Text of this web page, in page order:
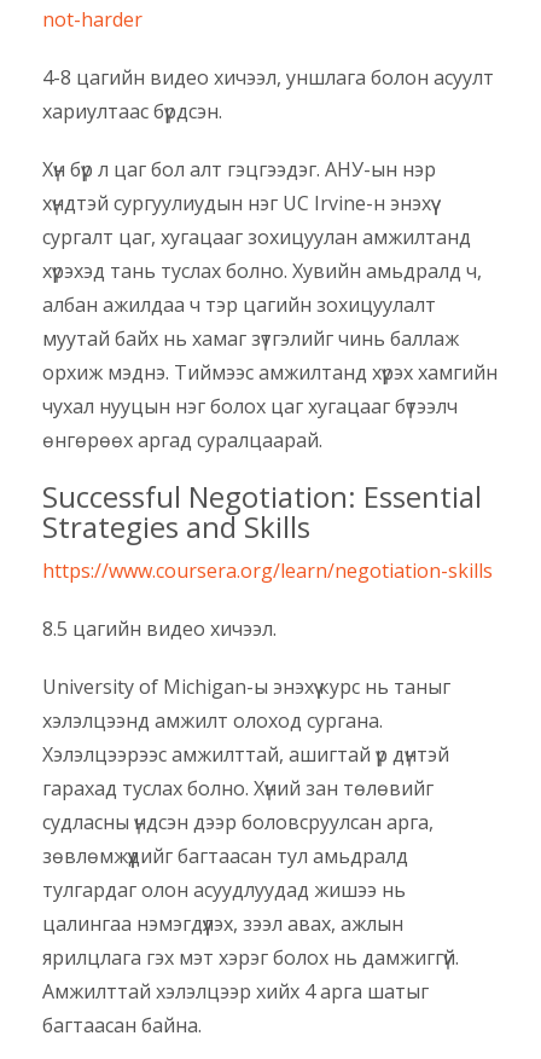
not-harder
4-8 цагийн видео хичээл, уншлага болон асуулт
хариултаас бүрдсэн.
Хүн бүр л цаг бол алт гэцгээдэг. АНУ-ын нэр
хүндтэй сургуулиудын нэг UC Irvine-н энэхүү
сургалт цаг, хугацааг зохицуулан амжилтанд
хүрэхэд тань туслах болно. Хувийн амьдралд ч,
албан ажилдаа ч тэр цагийн зохицуулалт
муутай байх нь хамаг зүтгэлийг чинь баллаж
орхиж мэднэ. Тиймээс амжилтанд хүрэх хамгийн
чухал нууцын нэг болох цаг хугацааг бүтээлч
өнгөрөөх аргад суралцаарай.
Successful Negotiation: Essential
Strategies and Skills
https://www.coursera.org/learn/negotiation-skills
8.5 цагийн видео хичээл.
University of Michigan-ы энэхүү курс нь таныг
хэлэлцээнд амжилт олоход сургана.
Хэлэлцээрээс амжилттай, ашигтай үр дүнтэй
гарахад туслах болно. Хүний зан төлөвийг
судласны үндсэн дээр боловсруулсан арга,
зөвлөмжүүдийг багтаасан тул амьдралд
тулгардаг олон асуудлуудад жишээ нь
цалингаа нэмэгдүүлэх, зээл авах, ажлын
ярилцлага гэх мэт хэрэг болох нь дамжиггүй.
Амжилттай хэлэлцээр хийх 4 арга шатыг
багтаасан байна.